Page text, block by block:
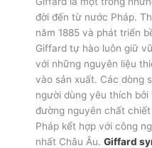
đời đến từ nước Pháp.
năm 1885 và phát triển
Giffard tự hào luôn giữ
với những nguyên liệu
vào sản xuất. Các dòng
người dùng yêu thích
đường nguyên chất
Pháp kết hợp với công
nhất Châu Âu. Giffard